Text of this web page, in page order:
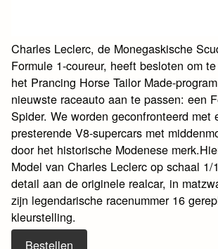
Charles Leclerc, de Monegaskische
Formule 1-coureur, heeft besloten om
het Prancing Horse Tailor Made-
nieuwste raceauto aan te passen: een
Spider. We worden geconfronteerd met
presterende V8-supercars met
door het historische Modenese
Model van Charles Leclerc op schaal
detail aan de originele realcar, in
zijn legendarische racenummer 16
kleurstelling.
Bestellen